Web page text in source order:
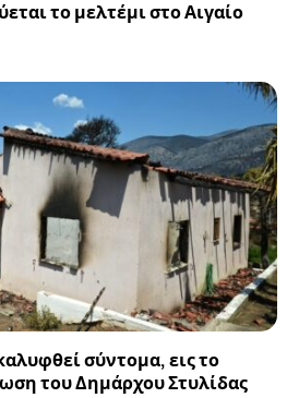
το μελτέμι στο Αιγαίο
σύντομα, εις το
του Δημάρχου Στυλίδας